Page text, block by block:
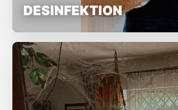
DESINFEKTION